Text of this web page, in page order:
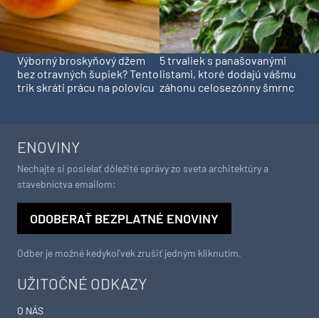
Výborný broskyňový džem
bez otravných šupiek? Tento
trik skráti prácu na polovicu
5 trvaliek s panašovanými
listami, ktoré dodajú vášmu
záhonu celosezónny šmrnc
UŽITOČNÉ ODKAZY
O NÁS
ENOVINY
Nechajte si posielať dôležité správy zo sveta architektúry a
stavebníctva emailom:
ODOBERAŤ BEZPLATNÉ ENOVINY
Odber je možné kedykoľvek zrušiť jedným kliknutím.